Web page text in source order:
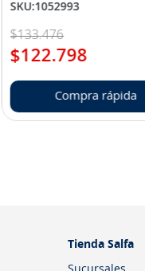
SKU:1052993
$133.476
$122.798
Compra rápida
Tienda Salfa